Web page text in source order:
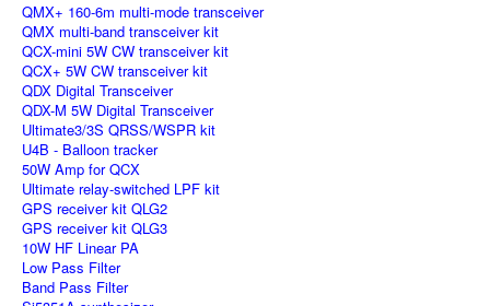
QMX+ 160-6m multi-mode transceiver
QMX multi-band transceiver kit
QCX-mini 5W CW transceiver kit
QCX+ 5W CW transceiver kit
QDX Digital Transceiver
QDX-M 5W Digital Transceiver
Ultimate3/3S QRSS/WSPR kit
U4B - Balloon tracker
50W Amp for QCX
Ultimate relay-switched LPF kit
GPS receiver kit QLG2
GPS receiver kit QLG3
10W HF Linear PA
Low Pass Filter
Band Pass Filter